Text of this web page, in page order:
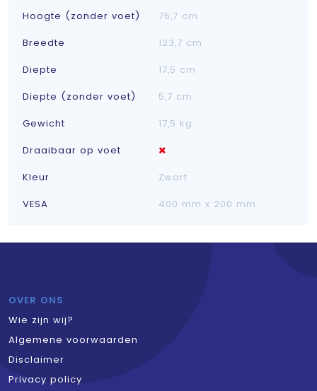
Hoogte (zonder voet)
76,7 cm
Breedte
123,7 cm
Diepte
17,5 cm
Diepte (zonder voet)
5,7 cm
Gewicht
17,5 kg
Draaibaar op voet
Kleur
Zwart
VESA
400 mm x 200 mm
OVER ONS
Wie zijn wij?
Algemene voorwaarden
Disclaimer
Privacy policy